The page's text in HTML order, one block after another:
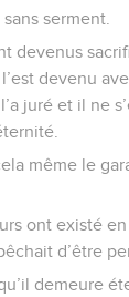
serment.
devenus
devenu
juré et il ne
même le
ont existé
d’être
demeure